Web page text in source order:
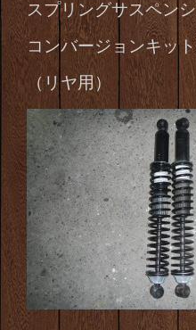
スプリングサスペン
コンバージョンキッ
（リヤ用）